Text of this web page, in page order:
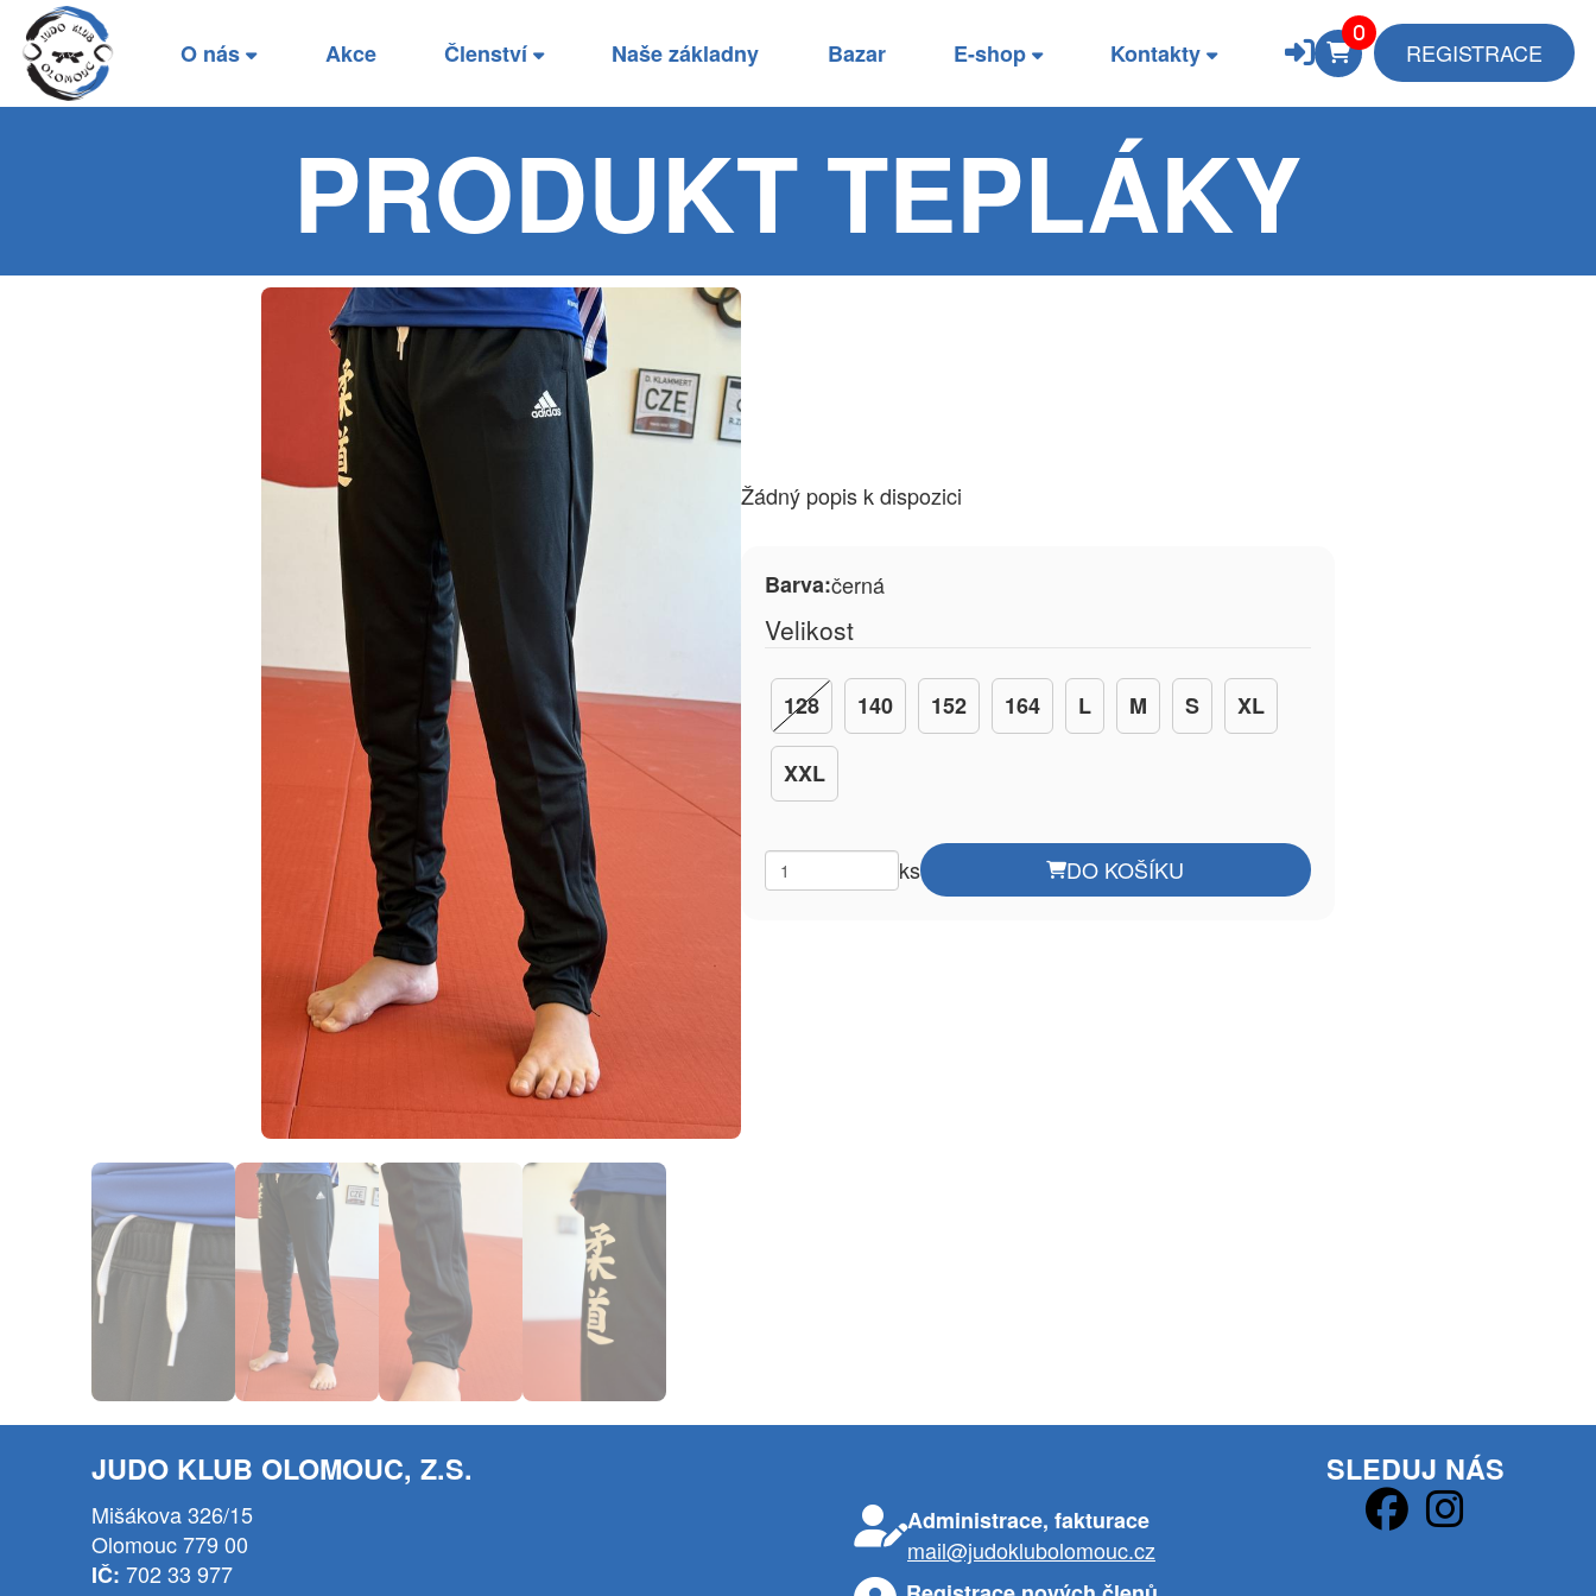
O nás Akce Členství Naše základny Bazar E-shop Kontakty REGISTRACE
PRODUKT TEPLÁKY
Žádný popis k dispozici
Barva:černá
Velikost
128 140 152 164 L M S XL
XXL
ks DO KOŠÍKU
JUDO KLUB OLOMOUC, Z.S.
Mišákova 326/15
Olomouc 779 00
IČ: 702 33 977
Administrace, fakturace
mail@judoklubolomouc.cz
SLEDUJ NÁS